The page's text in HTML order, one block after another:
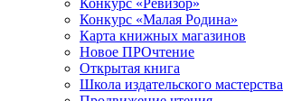
Конкурс «Ревизор»
Конкурс «Малая Родина»
Карта книжных магазинов
Новое ПРОчтение
Открытая книга
Школа издательского мастерства